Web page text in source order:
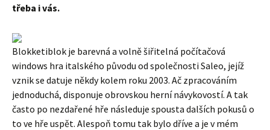
třeba i vás.
Blokketiblok je barevná a volně šiřitelná počítačová
windows hra italského původu od společnosti Saleo, jejíž
vznik se datuje někdy kolem roku 2003. Ač zpracováním
jednoduchá, disponuje obrovskou herní návykovostí. A tak
často po nezdařené hře následuje spousta dalších pokusů o
to ve hře uspět. Alespoň tomu tak bylo dříve a je v mém